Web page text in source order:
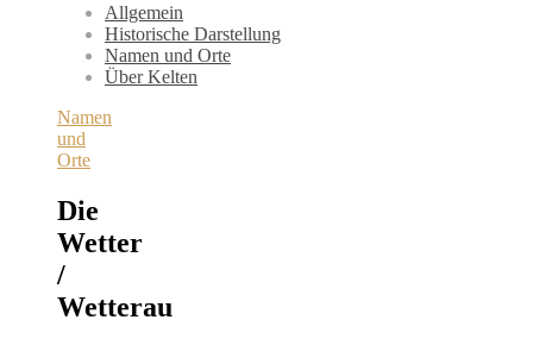
Allgemein
Historische Darstellung
Namen und Orte
Über Kelten
Namen
und
Orte
Die
Wetter
/
Wetterau